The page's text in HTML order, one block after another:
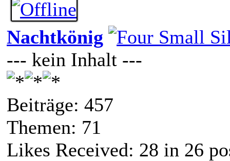
Nachtkönig
--- kein Inhalt ---
Beiträge: 457
Themen: 71
Likes Received: 28 in 26